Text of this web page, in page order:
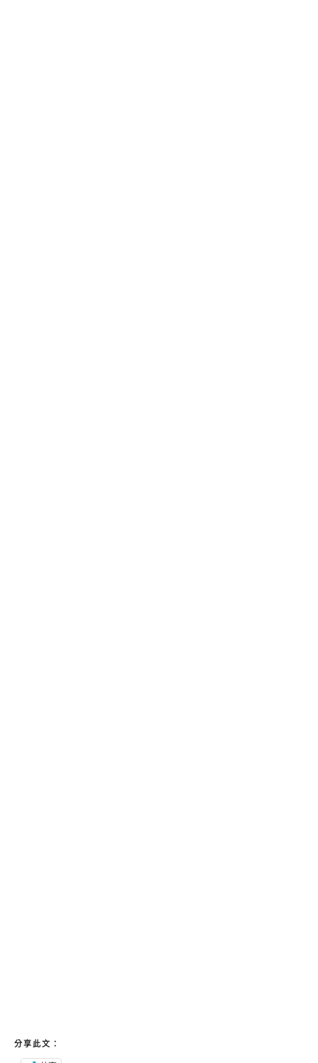
分享此文：